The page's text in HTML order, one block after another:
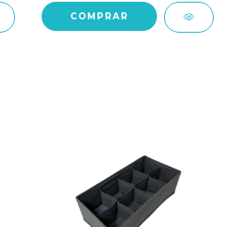
COMPRAR